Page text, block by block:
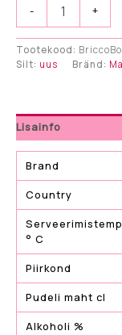
-
Bonfante
Nizza
docg
Riserva
+
Tootekood:
Silt: uus Bränd:
Lisainfo
Brand
Country
° C
Piirkond
Pudeli maht cl
Alkoholi %